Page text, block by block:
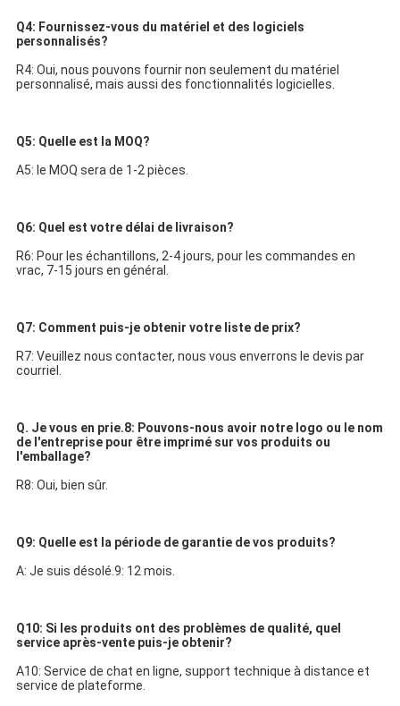
Q4: Fournissez-vous du matériel et des logiciels
personnalisés?
R4: Oui, nous pouvons fournir non seulement du matériel
personnalisé, mais aussi des fonctionnalités logicielles.
Q5: Quelle est la MOQ?
A5: le MOQ sera de 1-2 pièces.
Q6: Quel est votre délai de livraison?
R6: Pour les échantillons, 2-4 jours, pour les commandes en
vrac, 7-15 jours en général.
Q7: Comment puis-je obtenir votre liste de prix?
R7: Veuillez nous contacter, nous vous enverrons le devis par
courriel.
Q. Je vous en prie.8: Pouvons-nous avoir notre logo ou le nom
de l'entreprise pour être imprimé sur vos produits ou
l'emballage?
R8: Oui, bien sûr.
Q9: Quelle est la période de garantie de vos produits?
A: Je suis désolé.9: 12 mois.
Q10: Si les produits ont des problèmes de qualité, quel
service après-vente puis-je obtenir?
A10: Service de chat en ligne, support technique à distance et
service de plateforme.